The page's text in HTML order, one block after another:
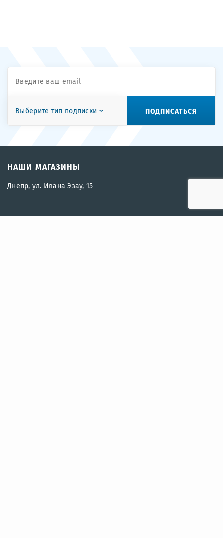
Выберите тип подписки ПОДПИСАТЬСЯ
НАШИ МАГАЗИНЫ
Днепр, ул. Ивана Эзау, 15